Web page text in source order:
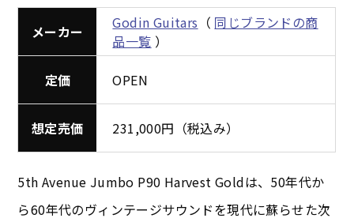
メーカー Godin Guitars （ 同じブランドの商
品一覧 ）
定価 OPEN
想定売価 231,000円（税込み）
5th Avenue Jumbo P90 Harvest Goldは、50年代か
ら60年代のヴィンテージサウンドを現代に蘇らせた次